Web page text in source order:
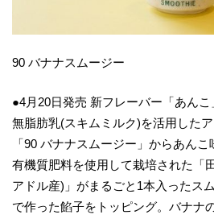
90 バナナスムージー
●4月20日発売 新フレーバー「あんこ
無脂肪乳(スキムミルク)を活用した
「90 バナナスムージー」からあんこ
有機質肥料を使用して栽培された「
アドル産)」がまるごと1本入ったス
で作った餡子をトッピング。バナナ